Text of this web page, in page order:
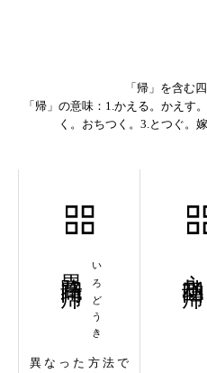
「帰」を含む
「帰」の意味：1.かえる。かえす
く。おちつく。3.とつぐ。
いろどうき
異なった方法で